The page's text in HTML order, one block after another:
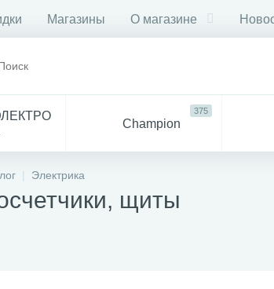
Магазины О магазине
Champion
375
Электрика
щиты